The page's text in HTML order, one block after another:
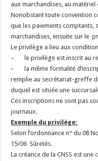
aux marchandises, au
Nonobstant toute convention
que les paiements comptants,
marchandises, ensuite sur le
Le privilège a lieu aux
– le privilège est inscrit au
– la même formalité
remplie au secrétariat-greffe
duquel est située une
Ces inscriptions ne sont pas
journaux.
Exemple du privilège:
Selon l’ordonnance n° du 08
15/06 Sûretés.
La créance de la CNSS est une